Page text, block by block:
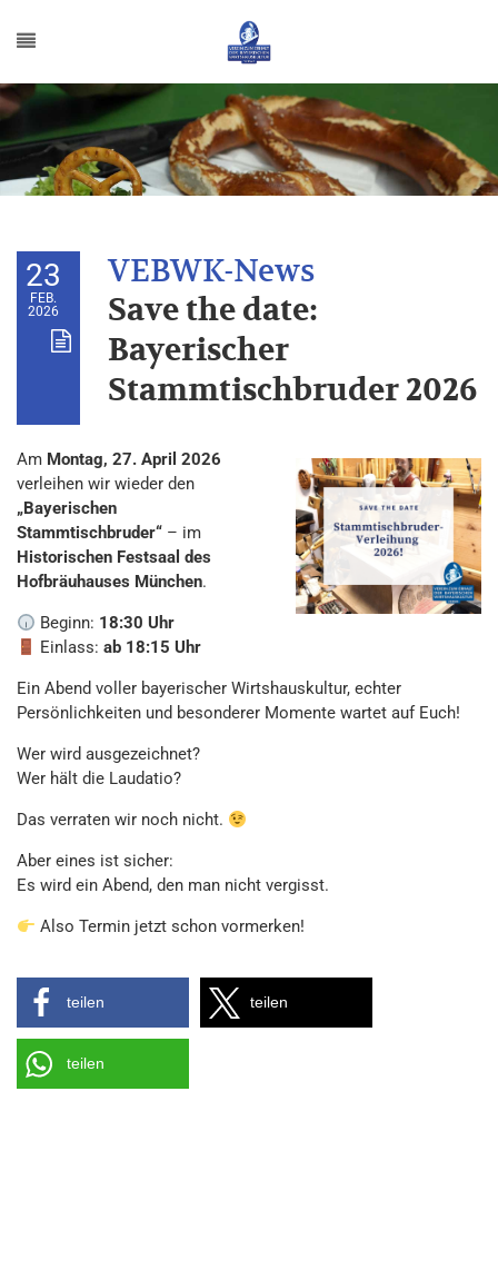
23
FEB.
2026
Save the date:
Bayerischer
Stammtischbruder 2026
Am Montag, 27. April 2026
verleihen wir wieder den
„Bayerischen
Stammtischbruder“ – im
Historischen Festsaal des
Hofbräuhauses München.
Beginn: 18:30 Uhr
Einlass:ab 18:15 Uhr
Ein Abend voller bayerischer Wirtshauskultur, echter
Persönlichkeiten und besonderer Momente wartet auf Euch!
Wer wird ausgezeichnet?
Wer hält die Laudatio?
Das verraten wir noch nicht.
Aber eines ist sicher:
Es wird ein Abend, den man nicht vergisst.
Also Termin jetzt schon vormerken!
teilen teilen
teilen